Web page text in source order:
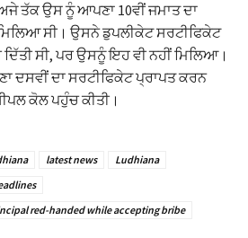
ਤੱਕ ਉਸ ਨੂੰ ਆਪਣਾ 10ਵੀਂ ਜਮਾਤ ਦਾ
ਸੀ। ਉਸਨੇ ਡੁਪਲੀਕੇਟ ਸਰਟੀਫਿਕੇਟ
ਸੀ, ਪਰ ਉਸਨੂੰ ਇਹ ਵੀ ਨਹੀਂ ਮਿਲਿਆ।
ਦਾ ਸਰਟੀਫਿਕੇਟ ਪ੍ਰਾਪਤ ਕਰਨ
ਕੋਲ ਪਹੁੰਚ ਕੀਤੀ।
latest news
Ludhiana
red-handed while accepting bribe